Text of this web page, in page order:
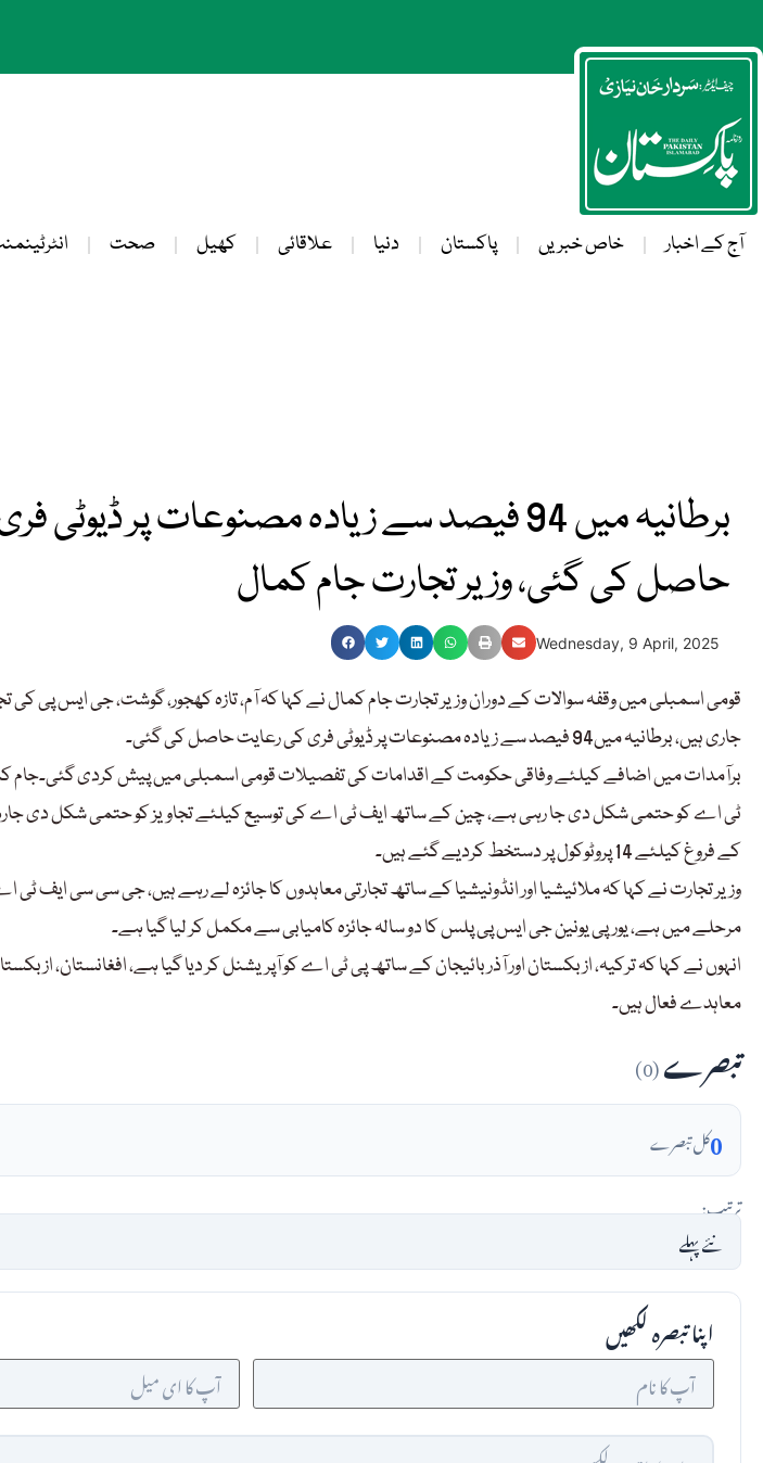
آج کے اخبار خاص خبریں پاکستان دنیا علاقائی کھیل صحت
برطانیہ میں 94 فیصد سے زیادہ مصنوعات پر
حاصل کی گئی، وزیر تجارت جام کمال
Wednesday, 9 April, 2025
قومی اسمبلی میں وقفہ سوالات کے دوران وزیر تجارت جام کمال نے کہا کہ آم، تازہ کھجور، گوشت، جی ایس پی
جاری ہیں، برطانیہ میں94 فیصد سے زیادہ مصنوعات پر ڈیوٹی فری کی رعایت حاصل کی گئی۔
برآمدات میں اضافے کیلئے وفاقی حکومت کے اقدامات کی تفصیلات قومی اسمبلی میں پیش کردی گئی۔جام
ٹی اے کو حتمی شکل دی جا رہی ہے، چین کے ساتھ ایف ٹی اے کی توسیع کیلئے تجاویز کو حتمی شکل دی
کے فروغ کیلئے 14 پروٹوکول پر دستخط کردیے گئے ہیں۔
وزیر تجارت نے کہا کہ ملائیشیا اور انڈونیشیا کے ساتھ تجارتی معاہدوں کا جائزہ لے رہے ہیں، جی سی سی
مرحلے میں ہے، یورپی یونین جی ایس پی پلس کا دو سالہ جائزہ کامیابی سے مکمل کر لیا گیا ہے۔
انہوں نے کہا کہ ترکیہ، ازبکستان اور آذر بائیجان کے ساتھ پی ٹی اے کو آپریشنل کر دیا گیا ہے، افغانستان،
معاہدے فعال ہیں۔
تبصرے(0)
0کل تبصرے
ترتیب:
اپنا تبصرہ لکھیں